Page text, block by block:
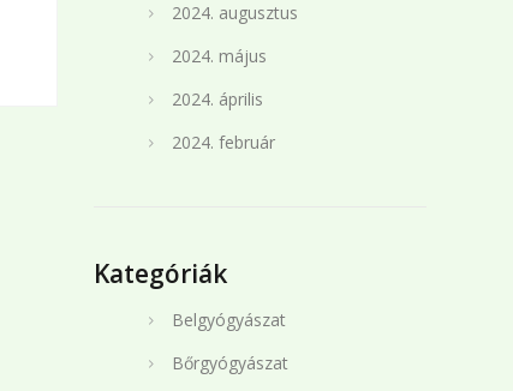
2024. augusztus
2024. május
2024. április
2024. február
Kategóriák
Belgyógyászat
Bőrgyógyászat